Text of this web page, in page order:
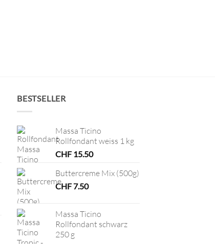
BESTSELLER
Massa Ticino
Rollfondant weiss 1 kg
CHF15.50
Buttercreme Mix (500g)
CHF7.50
Massa Ticino
Rollfondant schwarz
250 g